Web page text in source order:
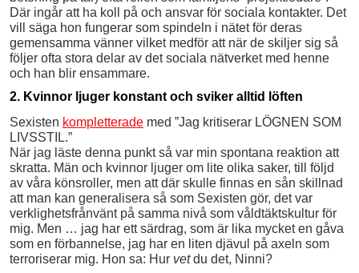
Där ingår att ha koll på och ansvar för sociala kontakter. Det
vill säga hon fungerar som spindeln i nätet för deras
gemensamma vänner vilket medför att när de skiljer sig så
följer ofta stora delar av det sociala nätverket med henne
och han blir ensammare.
2. Kvinnor ljuger konstant och sviker alltid löften
Sexisten kompletterade med ”Jag kritiserar LÖGNEN SOM
LIVSSTIL.”
När jag läste denna punkt så var min spontana reaktion att
skratta. Män och kvinnor ljuger om lite olika saker, till följd
av våra könsroller, men att där skulle finnas en sån skillnad
att man kan generalisera så som Sexisten gör, det var
verklighetsfrånvänt på samma nivå som våldtäktskultur för
mig. Men … jag har ett särdrag, som är lika mycket en gåva
som en förbannelse, jag har en liten djävul på axeln som
terroriserar mig. Hon sa: Hur vetdu det, Ninni?